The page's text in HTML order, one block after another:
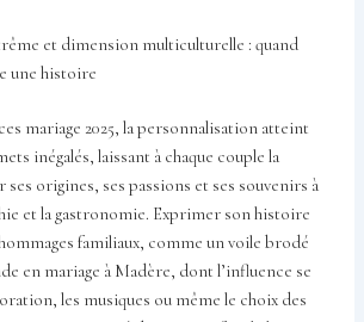
et dimension multiculturelle : quand
une histoire
mariage 2025, la personnalisation atteint
inégalés, laissant à chaque couple la
origines, ses passions et ses souvenirs à
et la gastronomie. Exprimer son histoire
familiaux, comme un voile brodé
en mariage à Madère, dont l’influence se
les musiques ou même le choix des